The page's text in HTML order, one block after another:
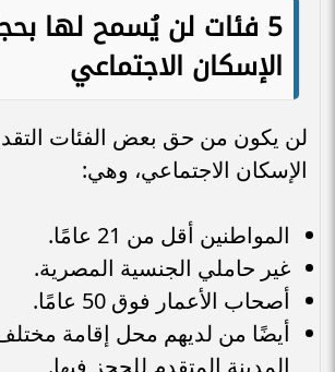
5 فئات لن يُسمح لها
الإسكان الاجتماعي
لن يكون من حق بعض الفئات
الإسكان الاجتماعي، وهي:
المواطنين أقل من 21 عامًا.
غير حاملي الجنسية المصرية.
أصحاب الأعمار فوق 50 عامًا.
أيضًا من لديهم محل إقامة
المدينة المتقدم للحجز فيها.